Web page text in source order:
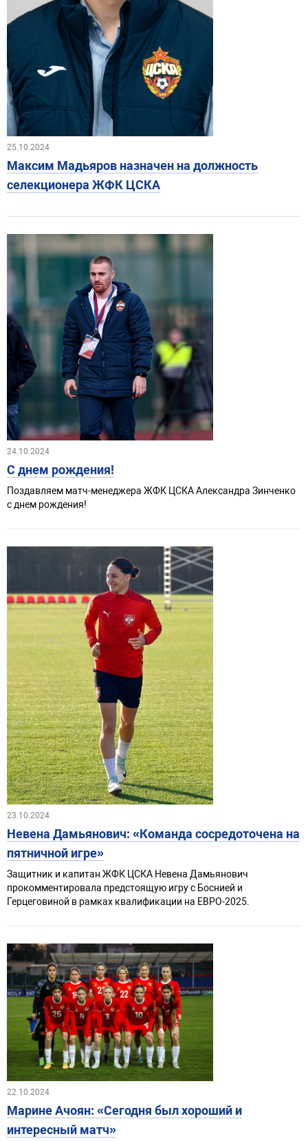
25.10.2024
Максим Мадьяров назначен на должность
селекционера ЖФК ЦСКА
24.10.2024
С днем рождения!
Поздавляем матч-менеджера ЖФК ЦСКА Александра Зинченко
с днем рождения!
23.10.2024
Невена Дамьянович: «Команда сосредоточена на
пятничной игре»
Защитник и капитан ЖФК ЦСКА Невена Дамьянович
прокомментировала предстоящую игру с Боснией и
Герцеговиной в рамках квалификации на ЕВРО-2025.
22.10.2024
Марине Ачоян: «Сегодня был хороший и
интересный матч»